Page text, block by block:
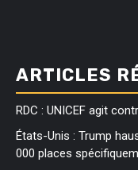
ARTICLES
RDC : UNICEF agit
États-Unis : Trump
000 places